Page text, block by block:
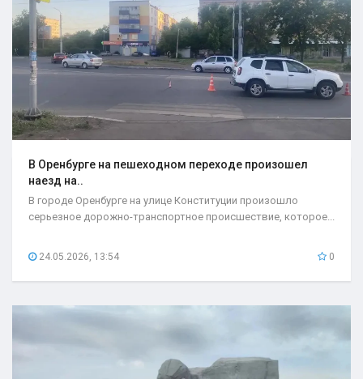
В Оренбурге на пешеходном переходе произошел
наезд на..
В городе Оренбурге на улице Конституции произошло
серьезное дорожно-транспортное происшествие, которое...
24.05.2026, 13:54 0